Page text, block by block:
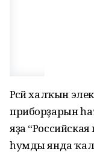
Рәсәй халҡын
приборҙарын
яҙа
һумды янда